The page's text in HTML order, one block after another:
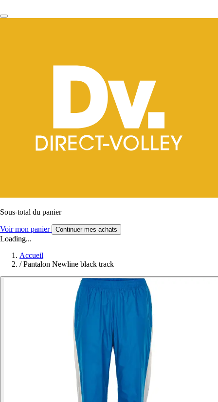
Sous-total du panier
Voir mon panier Continuer mes achats
Loading...
Accueil
/ Pantalon Newline black track